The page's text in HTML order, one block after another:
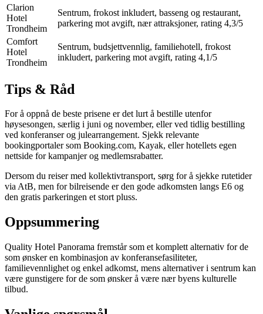
Clarion
Hotel
Trondheim
Sentrum, frokost inkludert, basseng og restaurant,
parkering mot avgift, nær attraksjoner, rating 4,3/5
Comfort
Hotel
Trondheim
Sentrum, budsjettvennlig, familiehotell, frokost
inkludert, parkering mot avgift, rating 4,1/5
Tips & Råd
For å oppnå de beste prisene er det lurt å bestille utenfor
høysesongen, særlig i juni og november, eller ved tidlig bestilling
ved konferanser og julearrangement. Sjekk relevante
bookingportaler som Booking.com, Kayak, eller hotellets egen
nettside for kampanjer og medlemsrabatter.
Dersom du reiser med kollektivtransport, sørg for å sjekke rutetider
via AtB, men for bilreisende er den gode adkomsten langs E6 og
den gratis parkeringen et stort pluss.
Oppsummering
Quality Hotel Panorama fremstår som et komplett alternativ for de
som ønsker en kombinasjon av konferansefasiliteter,
familievennlighet og enkel adkomst, mens alternativer i sentrum kan
være gunstigere for de som ønsker å være nær byens kulturelle
tilbud.